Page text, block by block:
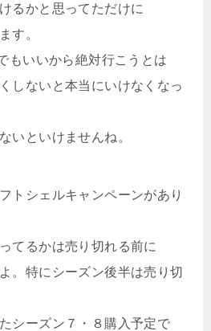
るかと思ってただけに
す。
もいいから絶対行こうとは
しないと本当にいけなくなっ
いといけませんね。
トシェルキャンペーンがあり
てるかは売り切れる前に
。特にシーズン後半は売り切
シーズン７・８購入予定で